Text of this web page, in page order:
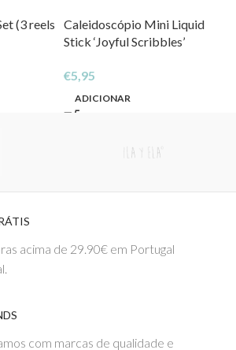
(3 reels
Caleidoscópio Mini Liquid
Stick ‘Joyful Scribbles’
€5,95
ADICIONAR
acima de 29.90€ em Portugal
com marcas de qualidade e